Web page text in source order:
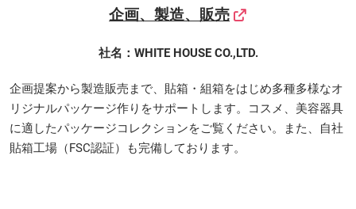
企画、製造、販売
社名：WHITE HOUSE CO.,LTD.
企画提案から製造販売まで、貼箱・組箱をはじめ多種多様なオ
リジナルパッケージ作りをサポートします。コスメ、美容器具
に適したパッケージコレクションをご覧ください。また、自社
貼箱工場（FSC認証）も完備しております。